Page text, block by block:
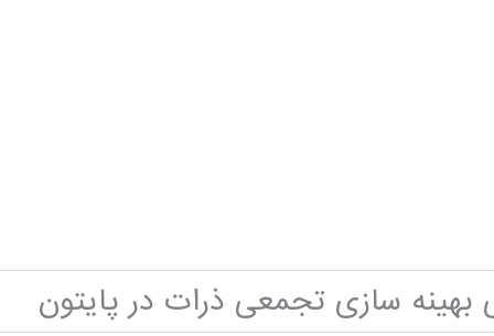
سازی تجمعی ذرات در پایتون